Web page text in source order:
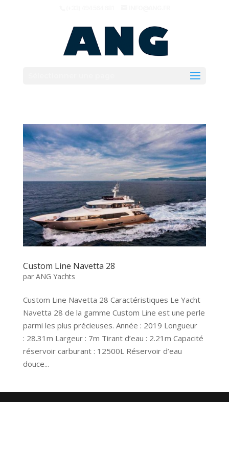
Custom Line Navetta 28
par ANG Yachts
Custom Line Navetta 28 Caractéristiques Le Yacht
Navetta 28 de la gamme Custom Line est une perle
parmi les plus précieuses. Année : 2019 Longueur
: 28.31m Largeur : 7m Tirant d’eau : 2.21m Capacité
réservoir carburant : 12500L Réservoir d’eau
douce...